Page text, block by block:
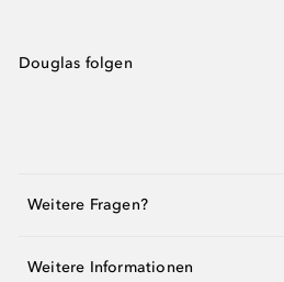
Douglas folgen
Weitere Fragen?
Weitere Informationen